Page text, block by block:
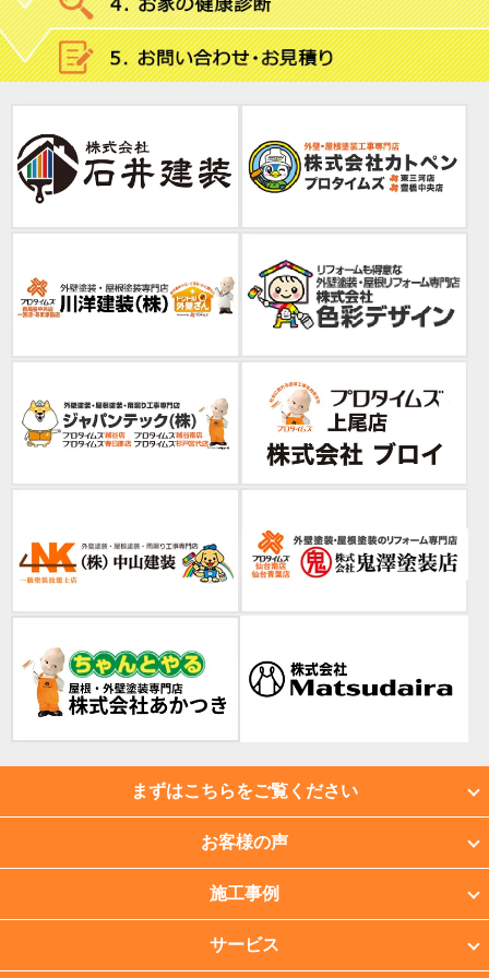
まずはこちらをご覧ください
お客様の声
施工事例
サービス